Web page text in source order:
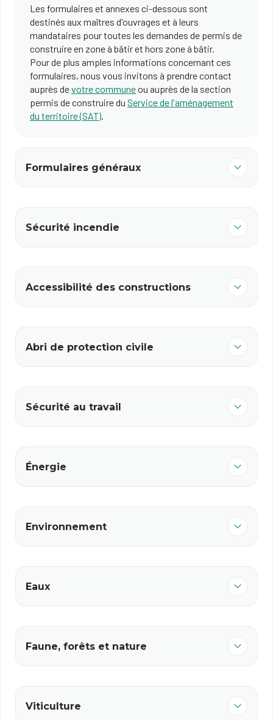
Les formulaires et annexes ci-dessous sont
destinés aux maîtres d'ouvrages et à leurs
mandataires pour toutes les demandes de permis de
construire en zone à bâtir et hors zone à bâtir.
Pour de plus amples informations concernant ces
formulaires, nous vous invitons à prendre contact
auprès devotre communeou auprès de la section
permis de construire du Service de l'aménagement
du territoire (SAT).
Formulaires généraux
Sécurité incendie
Accessibilité des constructions
Abri de protection civile
Sécurité au travail
Énergie
Environnement
Eaux
Faune, forêts et nature
Viticulture